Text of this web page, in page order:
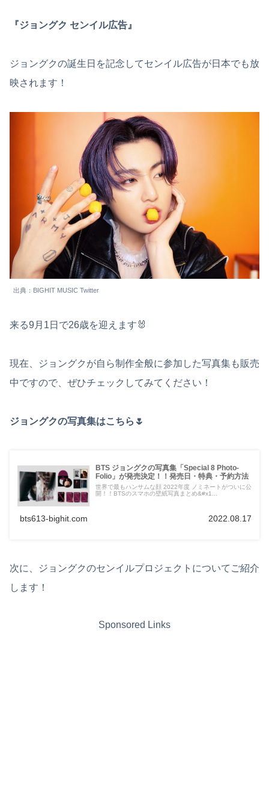
『ジョングク センイル広告』
ジョングクの誕生日を記念してセンイル広告が日本でも放
映されます！
出典：BIGHIT MUSIC Twitter
来る9月1日で26歳を迎えます🐰
現在、ジョングクが自ら制作全般に参加した写真集も販売
中ですので、ぜひチェックしてみてください！
ジョングクの写真集はこちら🌷
BTS ジョングクの写真集「Special 8 Photo-
Folio」が発売決定！！発売日・特典・予約方法
世界で最もハンサムな顔 2022年度 ノミネートがついに公
開！！BTSのスマホの壁紙写真まとめ&#x1...
bts613-bighit.com 2022.08.17
次に、ジョングクのセンイルプロジェクトについてご紹介
します！
Sponsored Links